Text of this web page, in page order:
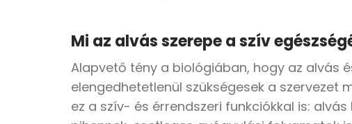
Mi az alvás szerepe a szív
Alapvető tény a biológiában, hogy az alvás
elengedhetetlenül szükségesek a szervezet
ez a szív- és érrendszeri funkciókkal is: